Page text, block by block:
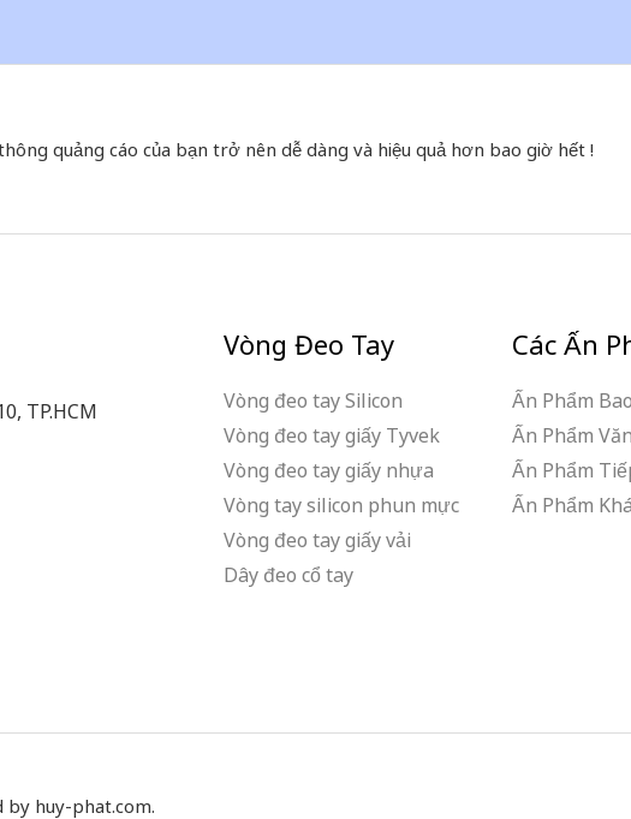
quảng cáo của bạn trở nên dễ dàng và hiệu quả hơn bao giờ hết !
TP.HCM
Vòng Đeo Tay
Vòng đeo tay Silicon
Vòng đeo tay giấy Tyvek
Vòng đeo tay giấy nhựa
Vòng tay silicon phun mực
Vòng đeo tay giấy vải
Dây đeo cổ tay
Các Ấn
Ấn Phẩm
Ấn Phẩm
Ấn Phẩm
Ấn Phẩm
huy-phat.com.